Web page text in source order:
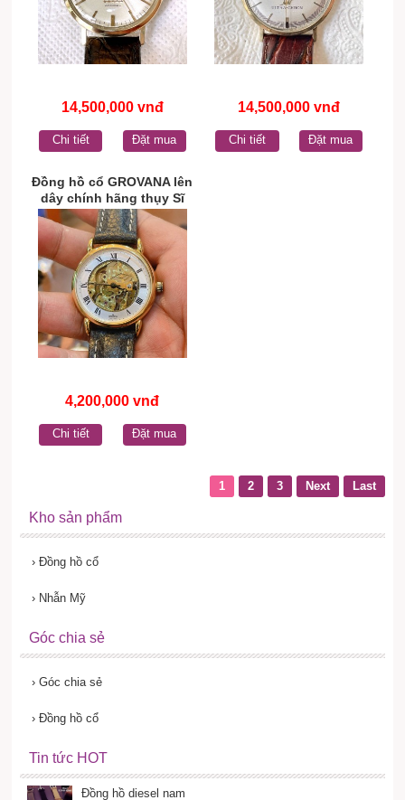
14,500,000 vnđ
Chi tiết Đặt mua
14,500,000 vnđ
Chi tiết Đặt mua
Đồng hồ cổ GROVANA lên
dây chính hãng thụy Sĩ
4,200,000 vnđ
Chi tiết Đặt mua
1 2 3 Next Last
Kho sản phẩm
› Đồng hồ cổ
› Nhẫn Mỹ
Góc chia sẻ
› Góc chia sẻ
› Đồng hồ cổ
Tin tức HOT
Đồng hồ diesel nam